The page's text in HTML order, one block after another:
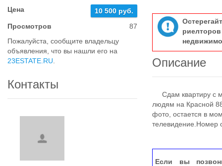
Цена
10 500 руб.
Просмотров
87
Пожалуйста, сообщите владельцу
объявления, что вы нашли его на
23ESTATE.RU
Контакты
Описание
Сдам квартиру с
людям на Красной
фото, остается в
телевидение.Номер
Если вы